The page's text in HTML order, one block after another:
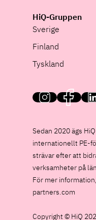
HiQ-Gruppen
Sverige
Finland
Tyskland
HiQ on social
Sedan 2020 ägs
internationellt PE-
strävar efter att
verksamheter på
För mer
partners.com
Copyright © HiQ